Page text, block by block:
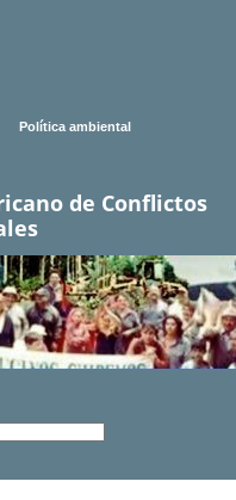
Política ambiental
de Conflictos